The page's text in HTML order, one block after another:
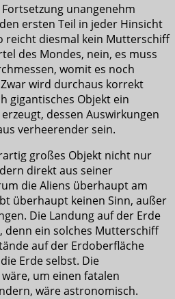
unangenehm
ersten Teil in jeder Hinsicht
reicht diesmal kein Mutterschiff
des Mondes, nein, es muss
womit es noch
wird durchaus korrekt
gigantisches Objekt ein
dessen Auswirkungen
verheerender sein.
großes Objekt nicht nur
direkt aus seiner
die Aliens überhaupt am
überhaupt keinen Sinn, außer
Die Landung auf der Erde
denn ein solches Mutterschiff
auf der Erdoberfläche
Erde selbst. Die
um einen fatalen
wäre astronomisch.